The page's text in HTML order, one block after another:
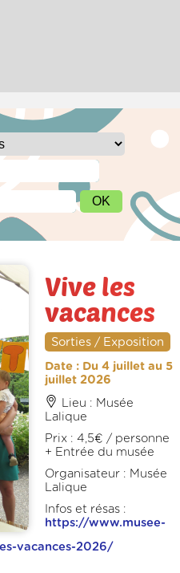
Vive les
vacances
Sorties / Exposition
Date : Du 4 juillet au 5
juillet 2026
Lieu : Musée
Lalique
Prix : 4,5€ / personne
+ Entrée du musée
Organisateur : Musée
Lalique
Infos et résas :
https://www.musee-
vacances-2026/